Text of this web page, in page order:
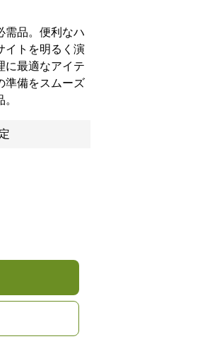
需品。便利なハ
イトを明るく演
に最適なアイテ
準備をスムーズ